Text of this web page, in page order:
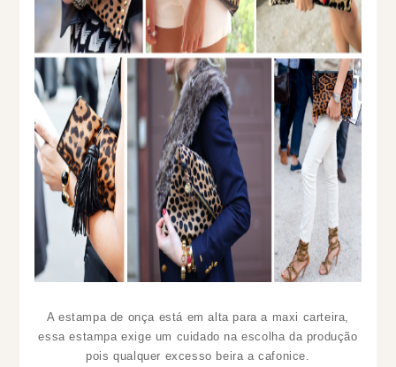
A estampa de onça está em alta para a maxi carteira,
essa estampa exige um cuidado na escolha da produção
pois qualquer excesso beira a cafonice.